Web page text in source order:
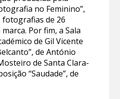
no Feminino”,
fotografias de 26
Por fim, a Sala
de Gil Vicente
de António
de Santa Clara-
“Saudade”, de